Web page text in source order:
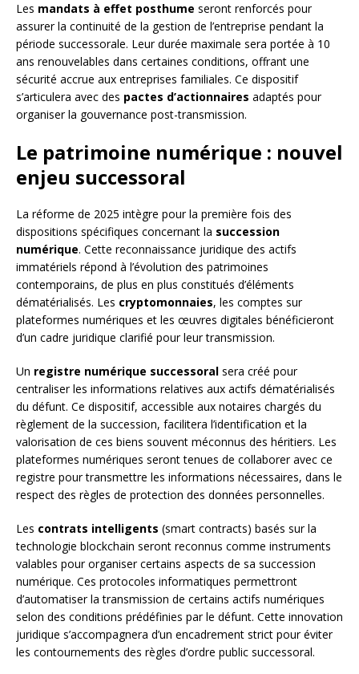
Les mandats à effet posthume seront renforcés pour
assurer la continuité de la gestion de l’entreprise pendant la
période successorale. Leur durée maximale sera portée à 10
ans renouvelables dans certaines conditions, offrant une
sécurité accrue aux entreprises familiales. Ce dispositif
s’articulera avec des pactes d’actionnaires adaptés pour
organiser la gouvernance post-transmission.
Le patrimoine numérique : nouvel
enjeu successoral
La réforme de 2025 intègre pour la première fois des
dispositions spécifiques concernant la succession
numérique. Cette reconnaissance juridique des actifs
immatériels répond à l’évolution des patrimoines
contemporains, de plus en plus constitués d’éléments
dématérialisés. Les cryptomonnaies, les comptes sur
plateformes numériques et les œuvres digitales bénéficieront
d’un cadre juridique clarifié pour leur transmission.
Un registre numérique successoral sera créé pour
centraliser les informations relatives aux actifs dématérialisés
du défunt. Ce dispositif, accessible aux notaires chargés du
règlement de la succession, facilitera l’identification et la
valorisation de ces biens souvent méconnus des héritiers. Les
plateformes numériques seront tenues de collaborer avec ce
registre pour transmettre les informations nécessaires, dans le
respect des règles de protection des données personnelles.
Les contrats intelligents (smart contracts) basés sur la
technologie blockchain seront reconnus comme instruments
valables pour organiser certains aspects de sa succession
numérique. Ces protocoles informatiques permettront
d’automatiser la transmission de certains actifs numériques
selon des conditions prédéfinies par le défunt. Cette innovation
juridique s’accompagnera d’un encadrement strict pour éviter
les contournements des règles d’ordre public successoral.